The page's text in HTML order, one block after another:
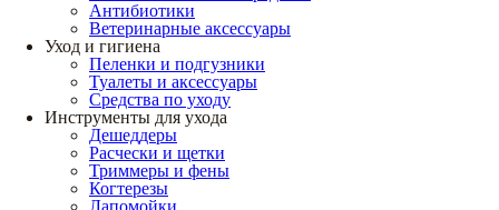
Антибиотики
Ветеринарные аксессуары
Уход и гигиена
Пеленки и подгузники
Туалеты и аксессуары
Средства по уходу
Инструменты для ухода
Дешеддеры
Расчески и щетки
Триммеры и фены
Когтерезы
Лапомойки